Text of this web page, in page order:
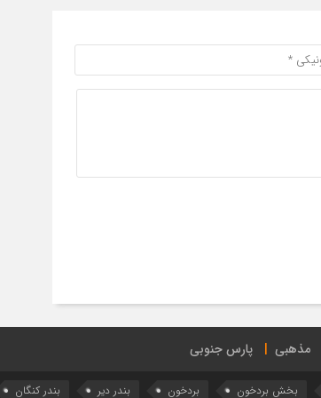
مذهبی پارس جنوبی
بخش بردخون بردخون بندر دیر بندر کنگان